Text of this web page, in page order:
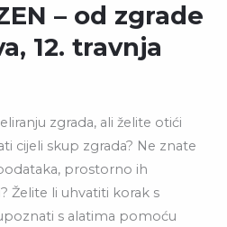
– od zgrade
12. travnja
zgrada, ali želite otići
cijeli skup zgrada? Ne znate
prostorno ih
Želite li uhvatiti korak s
s alatima pomoću